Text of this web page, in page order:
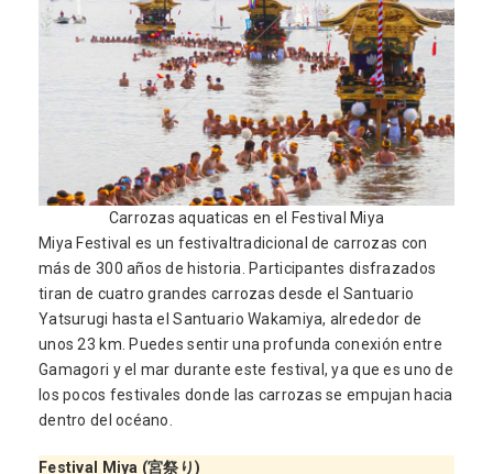
Carrozas aquaticas en el Festival Miya
Miya Festival es un festivaltradicional de carrozas con
más de 300 años de historia. Participantes disfrazados
tiran de cuatro grandes carrozas desde el Santuario
Yatsurugi hasta el Santuario Wakamiya, alrededor de
unos 23 km. Puedes sentir una profunda conexión entre
Gamagori y el mar durante este festival, ya que es uno de
los pocos festivales donde las carrozas se empujan hacia
dentro del océano.
Festival Miya (宮祭り)